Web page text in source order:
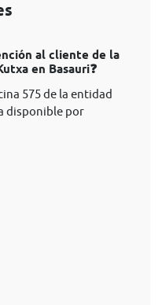
al cliente de la
en Basauri❓
575 de la entidad
disponible por